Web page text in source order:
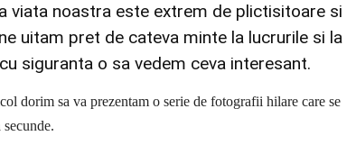
viata noastra este extrem de plictisitoare si
uitam pret de cateva minte la lucrurile si la
siguranta o sa vedem ceva interesant.
dorim sa va prezentam o serie de fotografii hilare care se